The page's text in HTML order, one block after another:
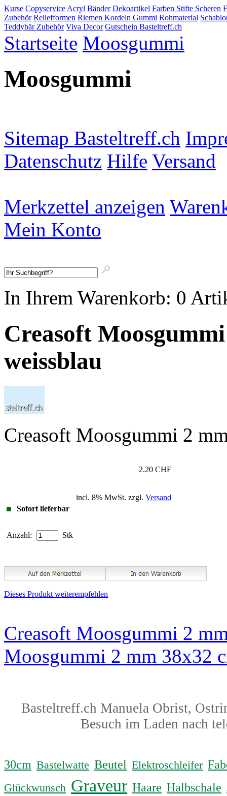
Kurse Copyservice Acryl Bänder Dekoartikel Farben Stifte Scheren
Zubehör Reliefformen Riemen Kordeln Gummi Rohmaterial
Teddybär Zubehör Viva Decor Gutschein Basteltreff.ch
Startseite Moosgummi
Moosgummi
Sitemap Basteltreff.ch
Datenschutz Hilfe Versand
Merkzettel anzeigen
Mein Konto
In Ihrem Warenkorb: 0
Creasoft
weissblau
Creasoft Moosgummi 2
2.20 CHF
incl. 8% MwSt. zzgl. Versand
Sofort lieferbar
Anzahl: Stk
Dieses Produkt weiterempfehlen
Creasoft Moosgummi 2
Moosgummi 2 mm 38x32
Basteltreff.ch Manuela Obrist,
Besuch im Laden nach
30cm Bastelwatte Beutel Elektroschleifer
Glückwunsch Graveur Haare Halbschale